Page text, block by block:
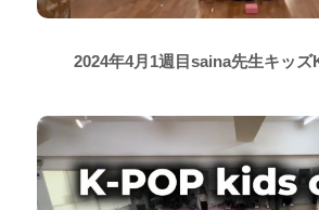
2024年4月1週目saina先生キッズ